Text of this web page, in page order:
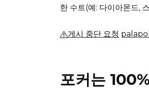
한 수트(예: 다이아몬드,
게시 중단 요청
포커는